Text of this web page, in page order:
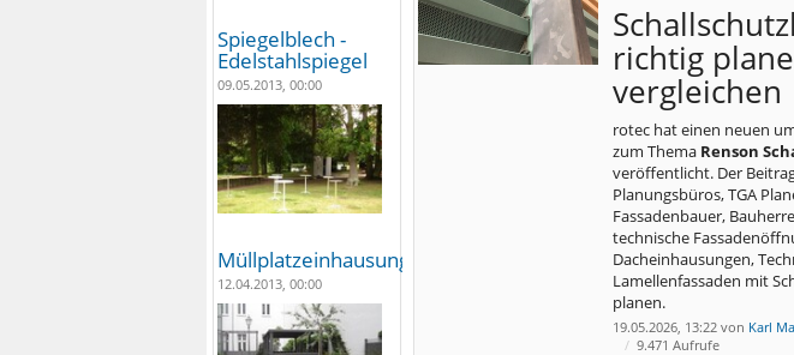
Spiegelblech -
Edelstahlspiegel
09.05.2013, 00:00
Müllplatzeinhausungen
12.04.2013, 00:00
richtig
vergleichen
rotec hat einen neuen
zum Thema Renson
veröffentlicht. Der
Planungsbüros, TGA
Fassadenbauer,
technische
Dacheinhausungen,
Lamellenfassaden mit
planen.
19.05.2026, 13:22 von Karl
9.471 Aufrufe